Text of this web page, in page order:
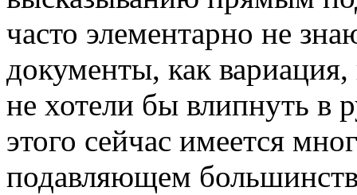
часто элементарно не
документы, как
не хотели бы влипнуть в
этого сейчас имеется
подавляющем